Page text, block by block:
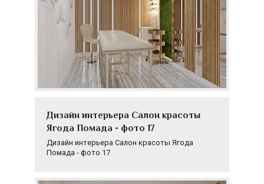
Дизайн интерьера Салон красоты
Ягода Помада - фото 17
Дизайн интерьера Салон красоты Ягода
Помада - фото 17